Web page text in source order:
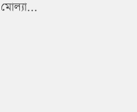
মোল্যা...